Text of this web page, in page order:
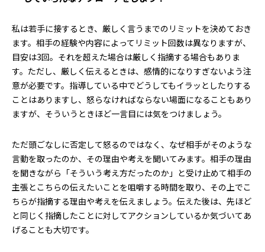
私は若手に接するとき、厳しく言うまでのリミットを決めておき
ます。相手の経験や内容によってリミット回数は異なりますが、
目安は3回。それを超えた場合は厳しく指摘する場合もありま
す。ただし、厳しく伝えるときは、感情的になりすぎないよう注
意が必要です。指導している中でどうしてもイラッとしたりする
ことはありますし、怒らなければならない場面になることもあり
ますが、そういうときほど一言目には気をつけましょう。
ただ頭ごなしに否定して怒るのではなく、なぜ相手がそのような
言動を取ったのか、その理由や考えを聞いてみます。相手の理由
を聞きながら「そういう考え方だったのか」と受け止めて相手の
主張とこちらの伝えたいことを咀嚼する時間を取り、その上でこ
ちらが指摘する理由や考えを伝えましょう。伝えた後は、先ほど
と同じく指摘したことに対してアクションしているか気づいてあ
げることも大切です。